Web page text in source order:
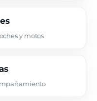
y motos